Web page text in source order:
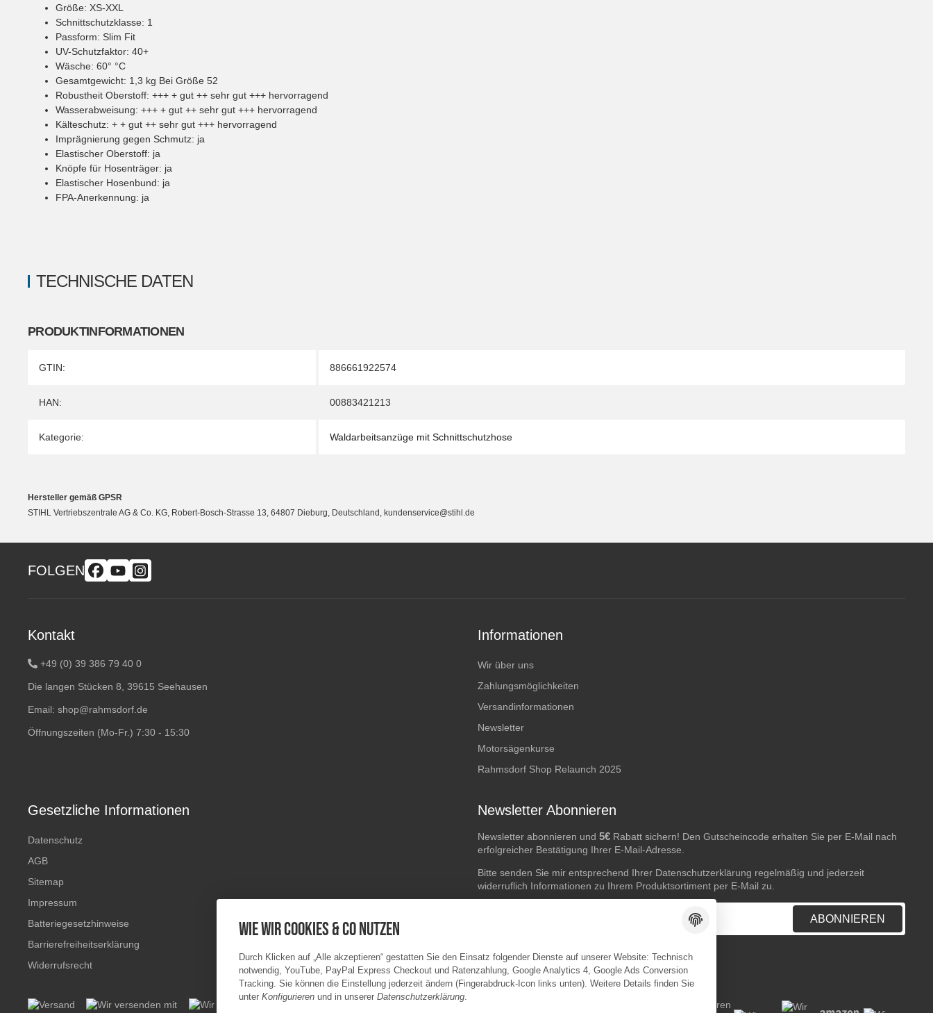
TECHNISCHE DATEN
PRODUKTINFORMATIONEN
Produkteigenschaft
Wert
GTIN: 886661922574
HAN: 00883421213
Kategorie: Waldarbeitsanzüge mit Schnittschutzhose
Größe: XS-XXL
Schnittschutzklasse: 1
Passform: Slim Fit
UV-Schutzfaktor: 40+
Wäsche: 60° °C
Gesamtgewicht: 1,3 kg Bei Größe 52
Robustheit Oberstoff: +++ + gut ++ sehr gut +++ hervorragend
Wasserabweisung: +++ + gut ++ sehr gut +++ hervorragend
Kälteschutz: + + gut ++ sehr gut +++ hervorragend
Imprägnierung gegen Schmutz: ja
Elastischer Oberstoff: ja
Knöpfe für Hosenträger: ja
Elastischer Hosenbund: ja
FPA-Anerkennung: ja
Hersteller gemäß GPSR
STIHL Vertriebszentrale AG & Co. KG, Robert-Bosch-Strasse 13, 64807 Dieburg, Deutschland, kundenservice@stihl.de
FOLGEN
Kontakt
+49 (0) 39 386 79 40 0
Die langen Stücken 8, 39615 Seehausen
Email: shop@rahmsdorf.de
Öffnungszeiten (Mo-Fr.) 7:30 - 15:30
Informationen
Wir über uns
Zahlungsmöglichkeiten
Versandinformationen
Newsletter
Motorsägenkurse
Rahmsdorf Shop Relaunch 2025
Gesetzliche Informationen
Datenschutz
AGB
Sitemap
Impressum
Batteriegesetzhinweise
Barrierefreiheitserklärung
Widerrufsrecht
Newsletter Abonnieren
Newsletter abonnieren und 5€ Rabatt sichern! Den Gutscheincode erhalten Sie per E-Mail nach
erfolgreicher Bestätigung Ihrer E-Mail-Adresse.
Bitte senden Sie mir entsprechend Ihrer Datenschutzerklärung regelmäßig und jederzeit
widerruflich Informationen zu Ihrem Produktsortiment per E-Mail zu.
ABONNIEREN
Wie wir Cookies & Co nutzen
Durch Klicken auf „Alle akzeptieren“ gestatten Sie den Einsatz folgender Dienste auf unserer Website: Technisch
notwendig, YouTube, PayPal Express Checkout und Ratenzahlung, Google Analytics 4, Google Ads Conversion
Tracking. Sie können die Einstellung jederzeit ändern (Fingerabdruck-Icon links unten). Weitere Details finden Sie
unter Konfigurieren und in unserer Datenschutzerklärung.